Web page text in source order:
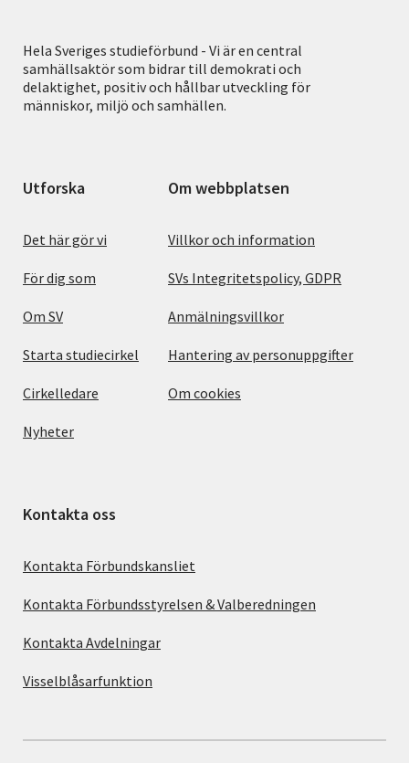
Hela Sveriges studieförbund - Vi är en central
samhällsaktör som bidrar till demokrati och
delaktighet, positiv och hållbar utveckling för
människor, miljö och samhällen.
Utforska
Det här gör vi
För dig som
Om SV
Starta studiecirkel
Cirkelledare
Nyheter
Om webbplatsen
Villkor och information
SVs Integritetspolicy, GDPR
Anmälningsvillkor
Hantering av personuppgifter
Om cookies
Kontakta oss
Kontakta Förbundskansliet
Kontakta Förbundsstyrelsen & Valberedningen
Kontakta Avdelningar
Visselblåsarfunktion